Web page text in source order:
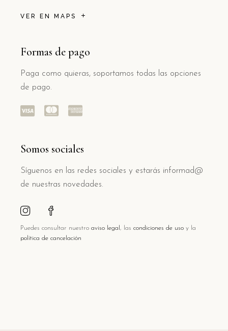
VER EN MAPS
Formas de pago
Paga como quieras, soportamos todas las opciones
de pago.
Somos sociales
Síguenos en las redes sociales y estarás informad@
de nuestras novedades.
Puedes consultar nuestro aviso legal , las condiciones de uso y la
política de cancelación